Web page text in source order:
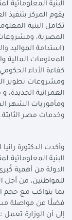
البنية المعلوماتية
يقوم المركز
تكامل البنية
المصرية،
(استدامة المواليد
المعلومات المالية
كفاءة الأداء الحكومي
ومشروعات تطوير
العمرانية
ومأموريات الشهر
وخدمات مصر الثابتة.
وأكدت الدكتورة
البنية
الدولة من أهمية
للمواطنين، من أجل
بما يتواكب مع حجم
فضلًا عن مواصلة
إلى أن الوزارة